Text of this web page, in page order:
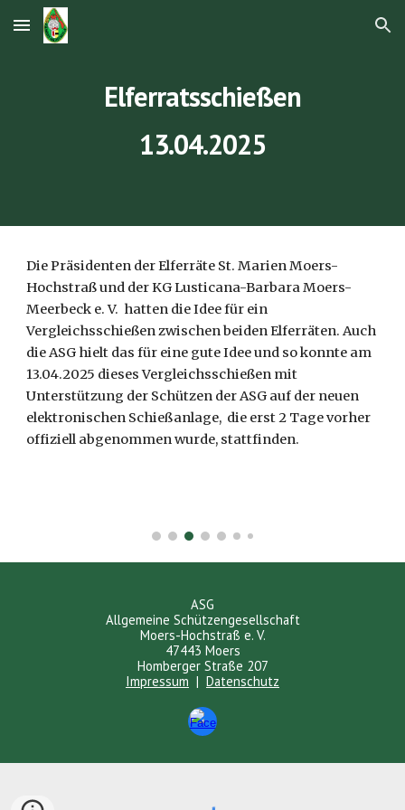
Skip to main content Skip to navigation
Elferratsschießen
13.04.2025
Die Präsidenten der Elferräte St. Marien Moers-
Hochstraß und der KG Lusticana-Barbara Moers-
Meerbeck e. V. hatten die Idee für ein
Vergleichsschießen zwischen beiden Elferräten. Auch
die ASG hielt das für eine gute Idee und so konnte am
13.04.2025 dieses Vergleichsschießen mit
Unterstützung der Schützen der ASG auf der neuen
elektronischen Schießanlage, die erst 2 Tage vorher
offiziell abgenommen wurde, stattfinden.
ASG
Allgemeine Schützengesellschaft
Moers-Hochstraß e. V.
47443 Moers
Homberger Straße 207
Impressum | Datenschutz